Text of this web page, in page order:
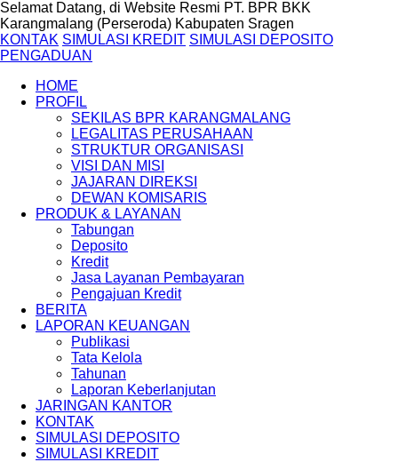
Selamat Datang, di Website Resmi PT. BPR BKK
Karangmalang (Perseroda) Kabupaten Sragen
KONTAK SIMULASI KREDIT SIMULASI DEPOSITO
PENGADUAN
HOME
PROFIL
SEKILAS BPR KARANGMALANG
LEGALITAS PERUSAHAAN
STRUKTUR ORGANISASI
VISI DAN MISI
JAJARAN DIREKSI
DEWAN KOMISARIS
PRODUK & LAYANAN
Tabungan
Deposito
Kredit
Jasa Layanan Pembayaran
Pengajuan Kredit
BERITA
LAPORAN KEUANGAN
Publikasi
Tata Kelola
Tahunan
Laporan Keberlanjutan
JARINGAN KANTOR
KONTAK
SIMULASI DEPOSITO
SIMULASI KREDIT